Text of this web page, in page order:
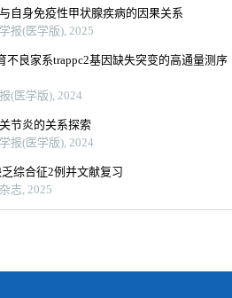
自身免疫性甲状腺疾病的因果关系
报(医学版), 2025
不良家系trappc2基因缺失突变的高通量测序
(医学版), 2024
节炎的关系探索
报(医学版), 2024
综合征2例并文献复习
志, 2025